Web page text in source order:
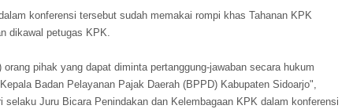
konferensi tersebut sudah memakai rompi khas Tahanan KPK
dikawal petugas KPK.
pihak yang dapat diminta pertanggung-jawaban secara hukum
Badan Pelayanan Pajak Daerah (BPPD) Kabupaten Sidoarjo",
Juru Bicara Penindakan dan Kelembagaan KPK dalam konferensi